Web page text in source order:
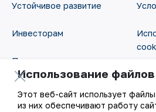
Устойчивое развитие
Инвесторам
Пресс-центр
RSS
Использование
Этот веб-сайт использует
из них обеспечивают работу